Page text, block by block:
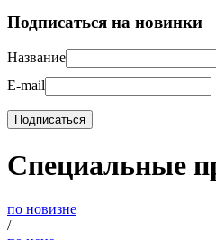
Подписаться на новинки
Название
E-mail
Специальные
по новизне
/